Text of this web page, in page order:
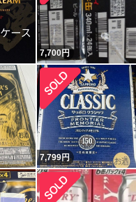
7,700円
7,799円